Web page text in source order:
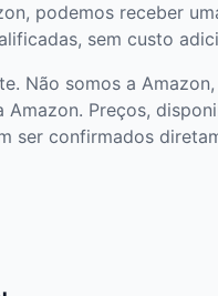
podemos receber
sem custo
Não somos a Amazon,
Amazon. Preços,
ser confirmados